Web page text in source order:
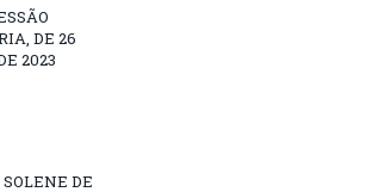
DE 26
2023
DE